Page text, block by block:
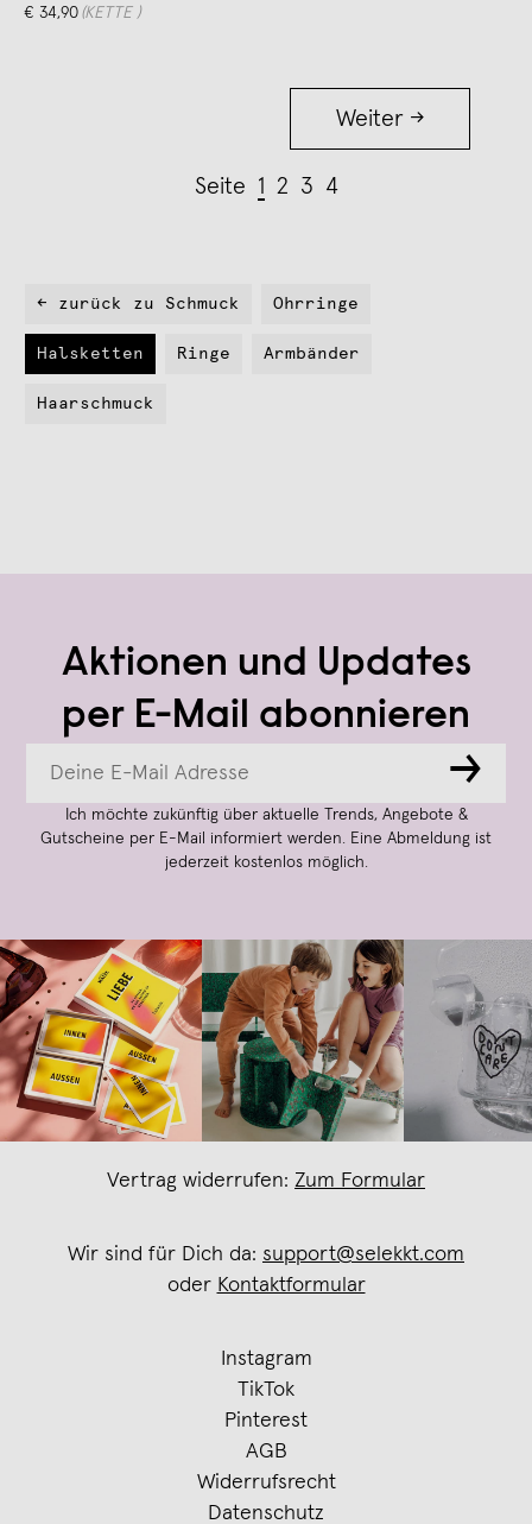
Naturstein Marmor oder Howlith
€ 34,90 (KETTE )
Weiter →
Seite 1 2 3 4
← zurück zu Schmuck Ohrringe
Halsketten Ringe Armbänder
Haarschmuck
Aktionen und Updates
per E-Mail abonnieren
→
Ich möchte zukünftig über aktuelle Trends, Angebote &
Gutscheine per E-Mail informiert werden. Eine Abmeldung ist
jederzeit kostenlos möglich.
Vertrag widerrufen: Zum Formular
Wir sind für Dich da: support@selekkt.com
oder Kontaktformular
Instagram
TikTok
Pinterest
AGB
Widerrufsrecht
Datenschutz